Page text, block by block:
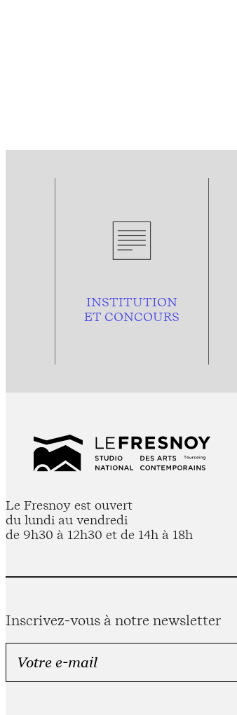
INSTITUTION
ET CONCOURS
Le Fresnoy est ouvert
du lundi au vendredi
de 9h30 à 12h30 et de 14h à 18h
Inscrivez-vous à notre newsletter